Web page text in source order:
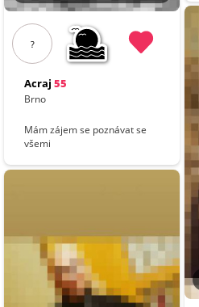
?
Acraj 55
Brno
Mám zájem se poznávat se
všemi